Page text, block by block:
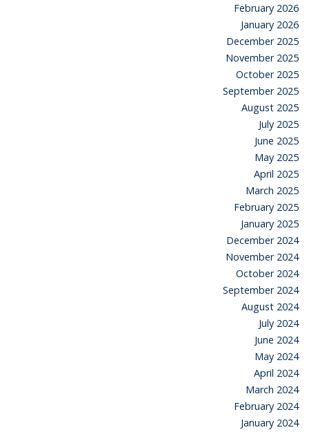
February 2026
January 2026
December 2025
November 2025
October 2025
September 2025
August 2025
July 2025
June 2025
May 2025
April 2025
March 2025
February 2025
January 2025
December 2024
November 2024
October 2024
September 2024
August 2024
July 2024
June 2024
May 2024
April 2024
March 2024
February 2024
January 2024